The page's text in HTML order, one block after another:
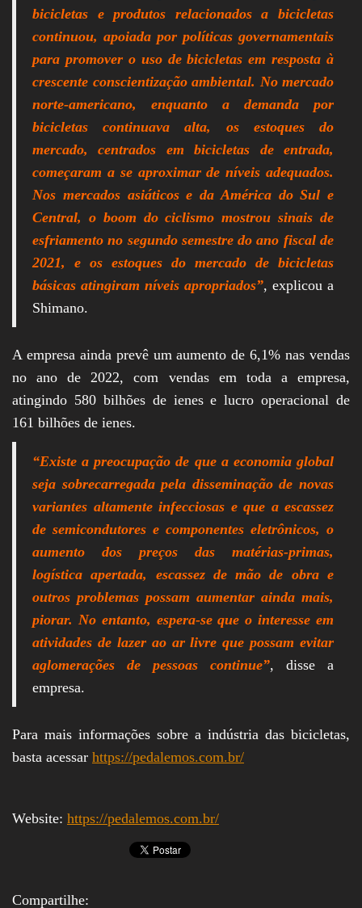
bicicletas e produtos relacionados a bicicletas
continuou, apoiada por políticas governamentais
para promover o uso de bicicletas em resposta à
crescente conscientização ambiental. No mercado
norte-americano, enquanto a demanda por
bicicletas continuava alta, os estoques do
mercado, centrados em bicicletas de entrada,
começaram a se aproximar de níveis adequados.
Nos mercados asiáticos e da América do Sul e
Central, o boom do ciclismo mostrou sinais de
esfriamento no segundo semestre do ano fiscal de
2021, e os estoques do mercado de bicicletas
básicas atingiram níveis apropriados”, explicou a
Shimano.
A empresa ainda prevê um aumento de 6,1% nas vendas
no ano de 2022, com vendas em toda a empresa,
atingindo 580 bilhões de ienes e lucro operacional de
161 bilhões de ienes.
“Existe a preocupação de que a economia global
seja sobrecarregada pela disseminação de novas
variantes altamente infecciosas e que a escassez
de semicondutores e componentes eletrônicos, o
aumento dos preços das matérias-primas,
logística apertada, escassez de mão de obra e
outros problemas possam aumentar ainda mais,
piorar. No entanto, espera-se que o interesse em
atividades de lazer ao ar livre que possam evitar
aglomerações de pessoas continue”, disse a
empresa.
Para mais informações sobre a indústria das bicicletas,
basta acessar https://pedalemos.com.br/
Website: https://pedalemos.com.br/
Compartilhe: